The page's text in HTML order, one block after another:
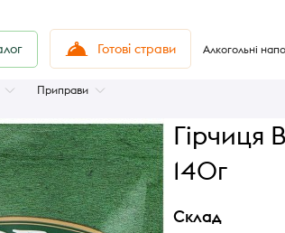
Готові страви Алкогольні
Приправи
Гірчиця
140г
Склад